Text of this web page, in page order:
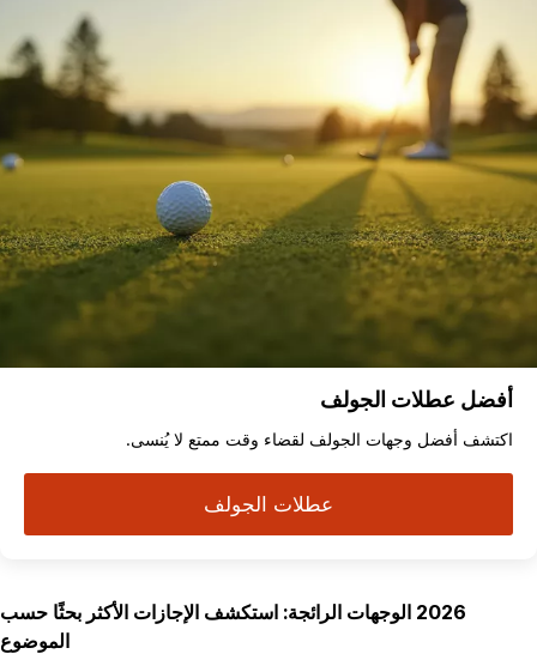
أفضل عطلات الجولف
اكتشف أفضل وجهات الجولف لقضاء وقت ممتع لا يُنسى.
عطلات الجولف
2026 الوجهات الرائجة: استكشف الإجازات الأكثر بحثًا حسب
الموضوع